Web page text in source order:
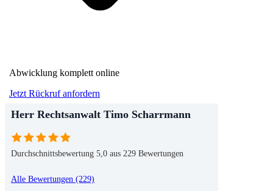
Abwicklung komplett online
Jetzt Rückruf anfordern
Herr Rechtsanwalt Timo Scharrmann
Durchschnittsbewertung 5,0 aus 229 Bewertungen
Alle Bewertungen (229)